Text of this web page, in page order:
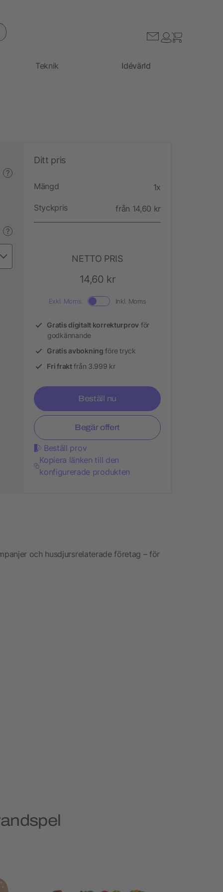
Teknik Idévärld
?
?
Ditt pris
Mängd 1x
Styckpris från 14,60 kr
NETTO PRIS
14,60 kr
Exkl. Moms. Inkl. Moms
Gratis digitalt korrekturprov för
godkännande
Gratis avbokning före tryck
Fri fraktfrån 3.999 kr
Beställ nu
Begär offert
Beställ prov
Kopiera länken till den
konfigurerade produkten
och husdjursrelaterade företag – för